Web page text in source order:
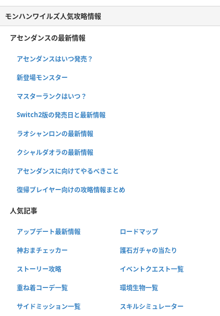
モンハンワイルズ人気攻略情報
アセンダンスの最新情報
アセンダンスはいつ発売？
新登場モンスター
マスターランクはいつ？
Switch2版の発売日と最新情報
ラオシャンロンの最新情報
クシャルダオラの最新情報
アセンダンスに向けてやるべきこと
復帰プレイヤー向けの攻略情報まとめ
人気記事
アップデート最新情報 ロードマップ
神おまチェッカー 護石ガチャの当たり
ストーリー攻略 イベントクエスト一覧
重ね着コーデ一覧 環境生物一覧
サイドミッション一覧 スキルシミュレーター